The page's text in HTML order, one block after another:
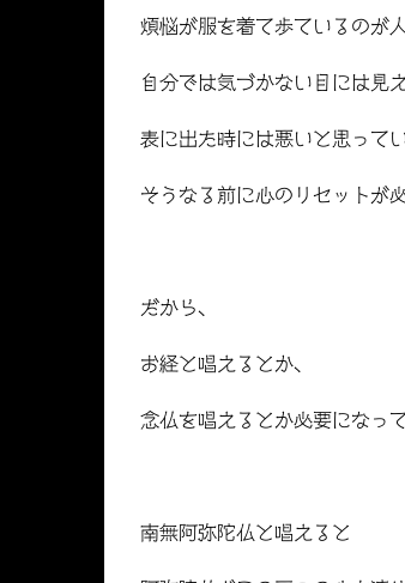
煩悩が服を着て歩ているのが
自分では気づかない目には見
表に出た時には悪いと思って
そうなる前に心のリセットが
だから、
お経と唱えるとか、
念仏を唱えるとか必要になっ
南無阿弥陀仏と唱えると